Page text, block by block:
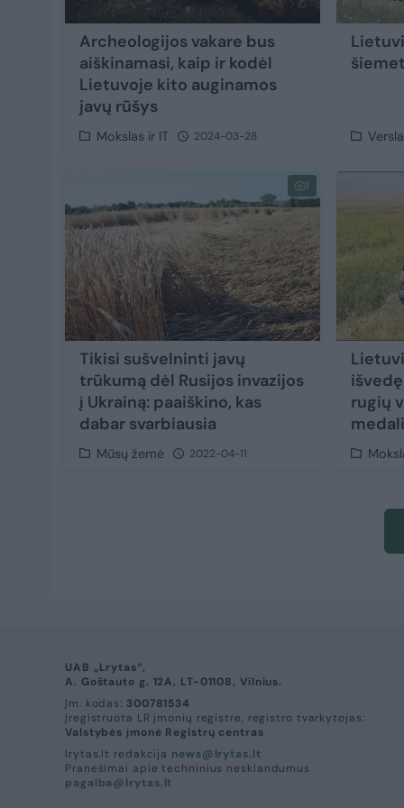
Archeologijos vakare bus
aiškinamasi, kaip ir kodėl
Lietuvoje kito auginamos
javų rūšys
Mokslas ir IT 2024-03-28
1
Tikisi sušvelninti javų
trūkumą dėl Rusijos invazijos
į Ukrainą: paaiškino, kas
dabar svarbiausia
Mūsų žemė 2022-04-11
rugių
UAB „Lrytas“,
A. Goštauto g. 12A, LT-01108, Vilnius.
Įm. kodas: 300781534
Įregistruota LR įmonių registre, registro tvarkytojas:
Valstybės įmonė Registrų centras
lrytas.lt redakcija news@lrytas.lt
Pranešimai apie techninius nesklandumus
pagalba@lrytas.lt